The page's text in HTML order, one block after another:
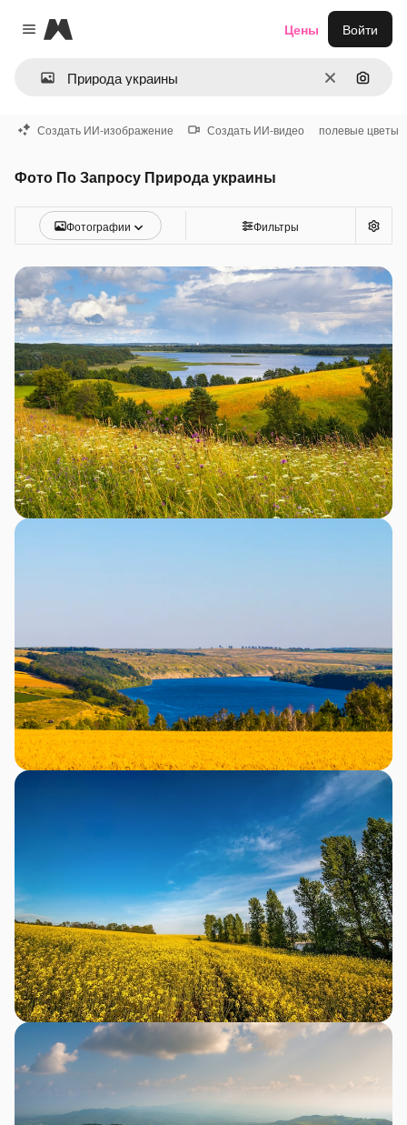
Close menu
Magnific
ОчиститьПоиск
Цены Войти
Создать ИИ-изображение Создать ИИ-видео полевые цветы
Фото По Запросу Природа украины
Фотографии Фильтры